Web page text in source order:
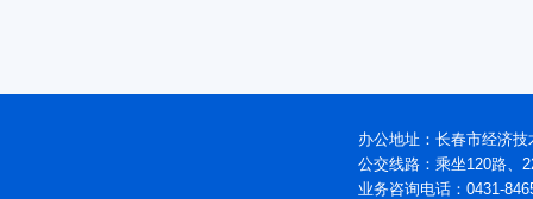
办公地址：长春市经济
公交线路：乘坐120路、
业务咨询电话：0431-